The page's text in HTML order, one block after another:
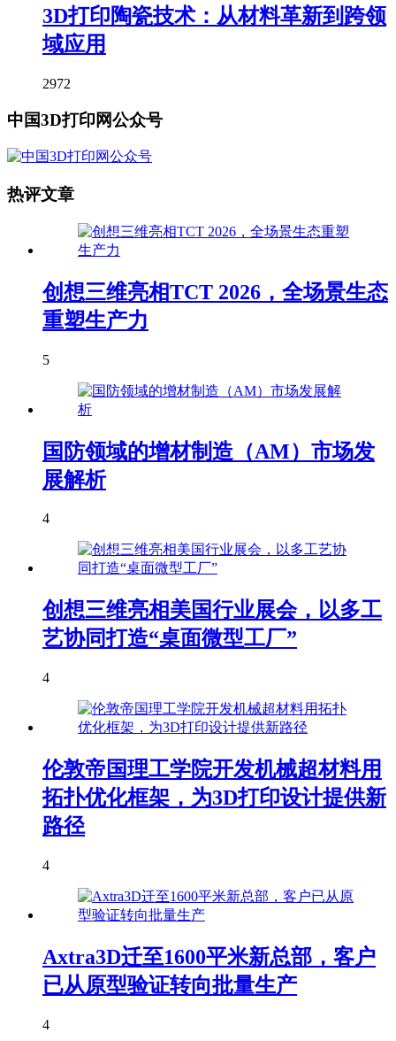
3D打印陶瓷技术：从材料革新到跨领
域应用
2972
中国3D打印网公众号
热评文章
创想三维亮相TCT 2026，全场景生态
重塑生产力
5
国防领域的增材制造（AM）市场发
展解析
4
创想三维亮相美国行业展会，以多工
艺协同打造“桌面微型工厂”
4
伦敦帝国理工学院开发机械超材料用
拓扑优化框架，为3D打印设计提供新
路径
4
Axtra3D迁至1600平米新总部，客户
已从原型验证转向批量生产
4